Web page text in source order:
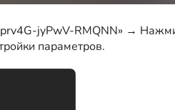
jyPwV-RMQNN» →
параметров.